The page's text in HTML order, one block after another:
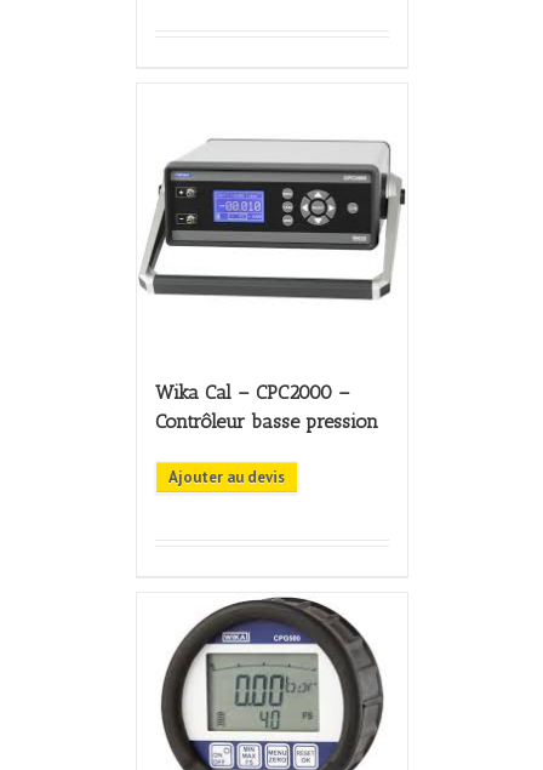
Wika Cal – CPC2000 –
Contrôleur basse pression
Ajouter au devis